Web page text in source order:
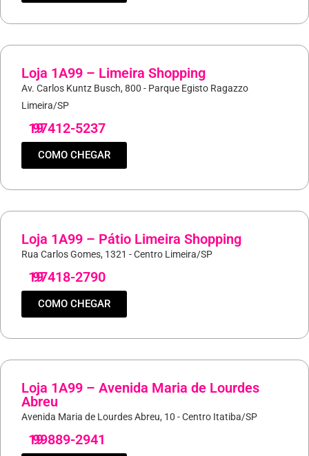
Loja 1A99 – Limeira Shopping
Av. Carlos Kuntz Busch, 800 - Parque Egisto Ragazzo
Limeira/SP
19
97412-5237
COMO CHEGAR
Loja 1A99 – Pátio Limeira Shopping
Rua Carlos Gomes, 1321 - Centro Limeira/SP
19
97418-2790
COMO CHEGAR
Loja 1A99 – Avenida Maria de Lourdes
Abreu
Avenida Maria de Lourdes Abreu, 10 - Centro Itatiba/SP
19
99889-2941